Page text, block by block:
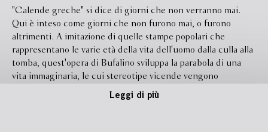
"Calende greche" si dice di giorni che non verranno mai.
Qui è inteso come giorni che non furono mai, o furono
altrimenti. A imitazione di quelle stampe popolari che
rappresentano le varie età della vita dell'uomo dalla culla alla
tomba, quest'opera di Bufalino sviluppa la parabola di una
vita immaginaria, le cui stereotipe vicende vengono
contraffatte con tanta abilità da apparire più spesso favole
Leggi di più